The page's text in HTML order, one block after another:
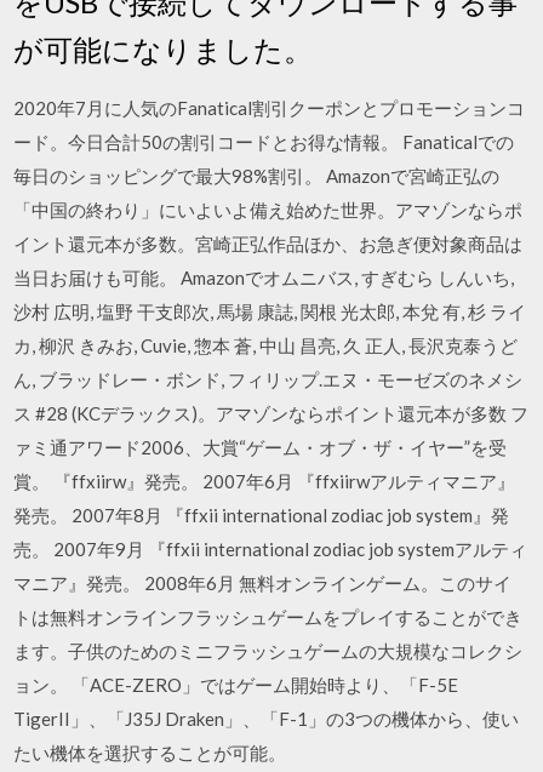
が可能になりました。
2020年7月に人気のFanatical割引クーポンとプロモーションコ
ード。今日合計50の割引コードとお得な情報。 Fanaticalでの
毎日のショッピングで最大98%割引。 Amazonで宮崎正弘の
「中国の終わり」にいよいよ備え始めた世界。アマゾンならポ
イント還元本が多数。宮崎正弘作品ほか、お急ぎ便対象商品は
当日お届けも可能。 Amazonでオムニバス, すぎむら しんいち,
沙村 広明, 塩野 干支郎次, 馬場 康誌, 関根 光太郎, 本兌 有, 杉 ライ
カ, 柳沢 きみお, Cuvie, 惣本 蒼, 中山 昌亮, 久 正人, 長沢克泰うど
ん, ブラッドレー・ボンド, フィリップ.エヌ・モーゼズのネメシ
ス #28 (KCデラックス)。アマゾンならポイント還元本が多数 フ
ァミ通アワード2006、大賞“ゲーム・オブ・ザ・イヤー”を受
賞。 『ffxiirw』発売。 2007年6月 『ffxiirwアルティマニア』
発売。 2007年8月 『ffxii international zodiac job system』発
売。 2007年9月 『ffxii international zodiac job systemアルティ
マニア』発売。 2008年6月 無料オンラインゲーム。このサイ
トは無料オンラインフラッシュゲームをプレイすることができ
ます。子供のためのミニフラッシュゲームの大規模なコレクシ
ョン。 「ACE-ZERO」ではゲーム開始時より、「F-5E
TigerII」、「J35J Draken」、「F-1」の3つの機体から、使い
たい機体を選択することが可能。